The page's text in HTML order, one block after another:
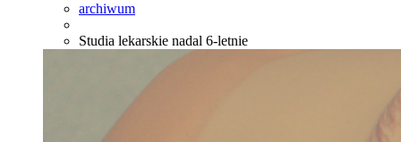
archiwum
Studia lekarskie nadal 6-letnie